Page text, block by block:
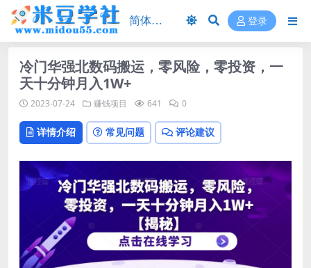
登录
冷门华强北数码搬运，零风险，零投资，一
天十分钟月入1W+
2023-07-24 赚钱项目 641 0
详情介绍 常见问题 评论建议